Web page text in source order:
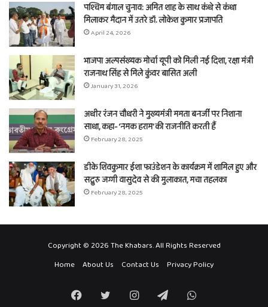
पश्चिम बंगाल चुनाव: अमित शाह के साथ कंधे से कंधा
मिलाकर मैदान में उतरे डॉ. लोकेश कुमार प्रजापति
April 24, 2026
भाजपा अल्पसंख्यक मोर्चा यूपी को मिली नई दिशा, रक्षा मंत्री
राजनाथ सिंह से मिले कुंवर बासित अली
January 31, 2026
अधीर रंजन चौधरी ने मुख्यमंत्री ममता बनर्जी पर निशाना
साधा, कहा- ‘नमक हराम’ की राजनीति करती हैं
February 28, 2025
डीके शिवकुमार ईशा फाउंडेशन के कार्यक्रम में शामिल हुए और
सद्गुरु जग्गी वासुदेव से की मुलाकात, मचा तहलका
February 28, 2025
Copyright © 2026 The Khabars. All Rights Reserved
Home
About Us Contact Us Privacy Policy
FacebookTwitterInstagramTelegramWhatsApp